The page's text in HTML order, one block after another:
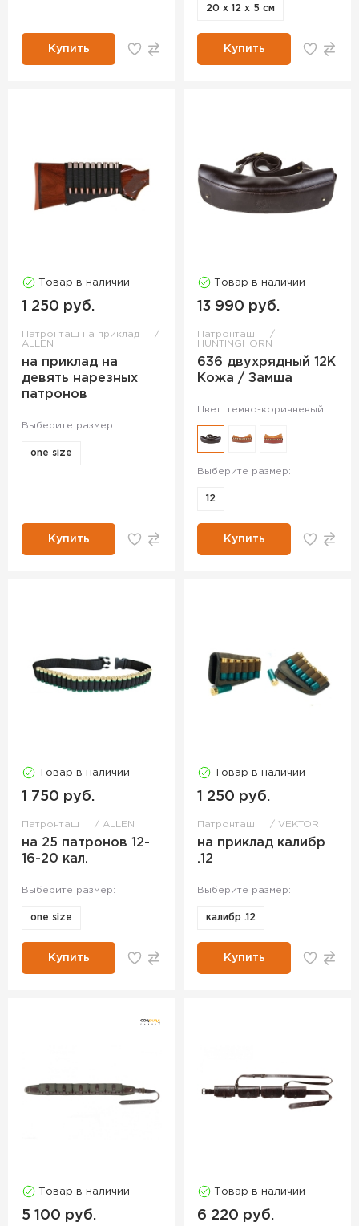
Купить
20 х 12 х 5 см
Купить
Товар в наличии
1 250 руб.
Патронташ на приклад
ALLEN
на приклад на
девять нарезных
патронов
Выберите размер:
one size
Купить
Товар в наличии
13 990 руб.
Патронташ
HUNTINGHORN
636 двухрядный 12К
Кожа / Замша
Цвет: темно-коричневый
Выберите размер:
12
Купить
Товар в наличии
1 750 руб.
Патронташ ALLEN
на 25 патронов 12-
16-20 кал.
Выберите размер:
one size
Купить
Товар в наличии
1 250 руб.
Патронташ VEKTOR
на приклад калибр
.12
Выберите размер:
калибр .12
Купить
Товар в наличии
5 100 руб.
Товар в наличии
6 220 руб.